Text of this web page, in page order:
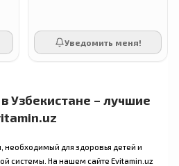
Уведомить меня!
Узбекистане – лучшие
для здоровья детей и
системы. На нашем сайте Evitamin.uz